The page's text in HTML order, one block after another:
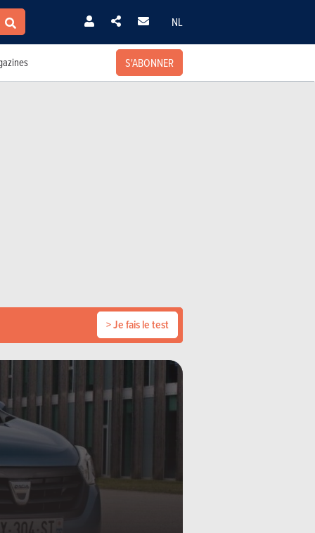
NL
S'ABONNER
> Je fais le test